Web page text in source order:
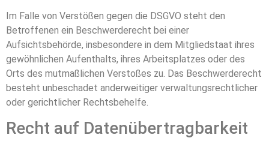
Im Falle von Verstößen gegen die DSGVO steht den
Betroffenen ein Beschwerderecht bei einer
Aufsichtsbehörde, insbesondere in dem Mitgliedstaat ihres
gewöhnlichen Aufenthalts, ihres Arbeitsplatzes oder des
Orts des mutmaßlichen Verstoßes zu. Das Beschwerderecht
besteht unbeschadet anderweitiger verwaltungsrechtlicher
oder gerichtlicher Rechtsbehelfe.
Recht auf Daten­übertrag­barkeit